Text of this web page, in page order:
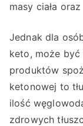
masy ciała
Jednak dla
keto, może
produktów
ketonowej to
ilość
zdrowych